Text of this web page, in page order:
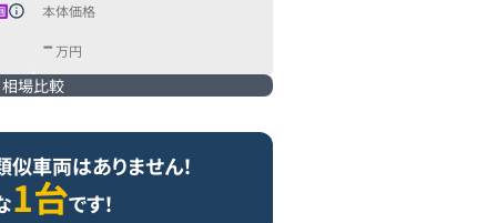
本体価格
- 万円
相場比較
車両はありません！
1台です！